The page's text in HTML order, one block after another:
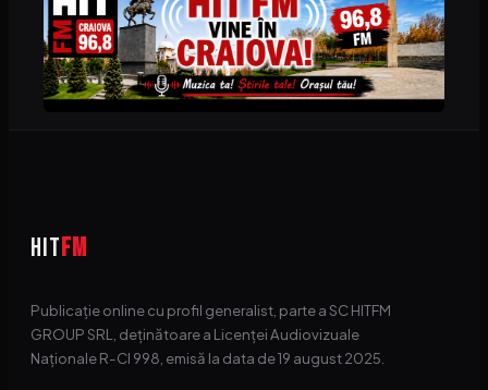
HITFM
Publicație online cu profil generalist, parte a SC HITFM
GROUP SRL, deținătoare a Licenței Audiovizuale
Naționale R-CI 998, emisă la data de 19 august 2025.